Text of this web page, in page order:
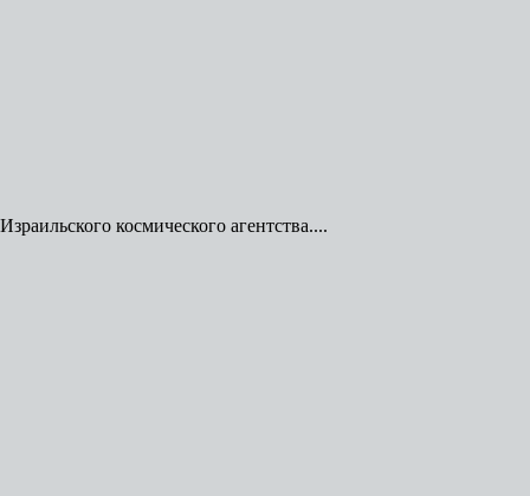
космического агентства....